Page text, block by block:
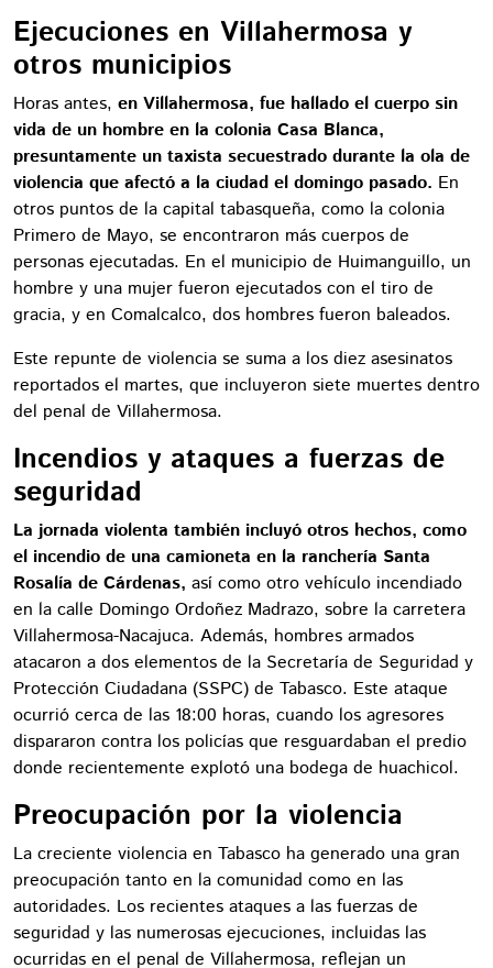
Ejecuciones en Villahermosa y
otros municipios
Horas antes, en Villahermosa, fue hallado el cuerpo sin
vida de un hombre en la colonia Casa Blanca,
presuntamente un taxista secuestrado durante la ola de
violencia que afectó a la ciudad el domingo pasado. En
otros puntos de la capital tabasqueña, como la colonia
Primero de Mayo, se encontraron más cuerpos de
personas ejecutadas. En el municipio de Huimanguillo, un
hombre y una mujer fueron ejecutados con el tiro de
gracia, y en Comalcalco, dos hombres fueron baleados.
Este repunte de violencia se suma a los diez asesinatos
reportados el martes, que incluyeron siete muertes dentro
del penal de Villahermosa.
Incendios y ataques a fuerzas de
seguridad
La jornada violenta también incluyó otros hechos, como
el incendio de una camioneta en la ranchería Santa
Rosalía de Cárdenas, así como otro vehículo incendiado
en la calle Domingo Ordoñez Madrazo, sobre la carretera
Villahermosa-Nacajuca. Además, hombres armados
atacaron a dos elementos de la Secretaría de Seguridad y
Protección Ciudadana (SSPC) de Tabasco. Este ataque
ocurrió cerca de las 18:00 horas, cuando los agresores
dispararon contra los policías que resguardaban el predio
donde recientemente explotó una bodega de huachicol.
Preocupación por la violencia
La creciente violencia en Tabasco ha generado una gran
preocupación tanto en la comunidad como en las
autoridades. Los recientes ataques a las fuerzas de
seguridad y las numerosas ejecuciones, incluidas las
ocurridas en el penal de Villahermosa, reflejan un